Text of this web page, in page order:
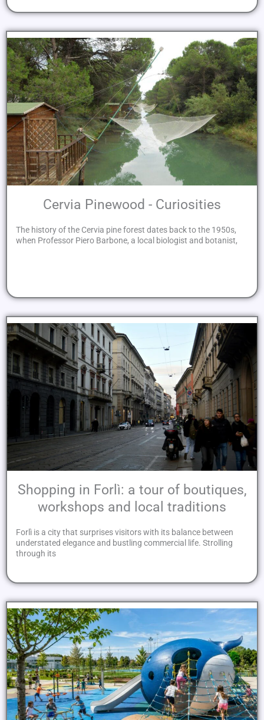
Cervia Pinewood - Curiosities
The history of the Cervia pine forest dates back to the 1950s,
when Professor Piero Barbone, a local biologist and botanist,
Shopping in Forlì: a tour of boutiques,
workshops and local traditions
Forlì is a city that surprises visitors with its balance between
understated elegance and bustling commercial life. Strolling
through its